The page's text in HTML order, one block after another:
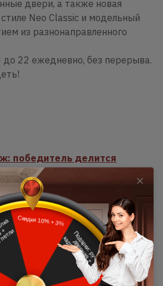
двери, а также новая
Neo Classic и модельный
из разнонаправленного
до 22 ежедневно, без перерыва.
победитель делится
бесплатного монтажа для наших
профессиональный
розыгрыш бесплатного монтажа